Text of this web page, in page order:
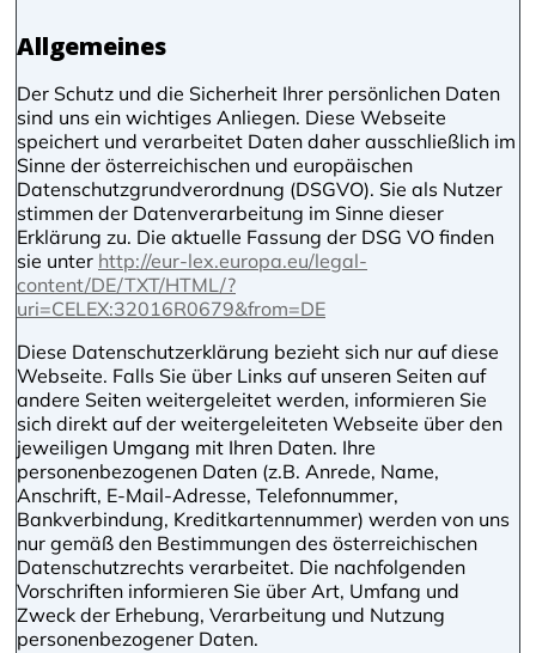
Allgemeines
Der Schutz und die Sicherheit Ihrer persönlichen Daten
sind uns ein wichtiges Anliegen. Diese Webseite
speichert und verarbeitet Daten daher ausschließlich im
Sinne der österreichischen und europäischen
Datenschutzgrundverordnung (DSGVO). Sie als Nutzer
stimmen der Datenverarbeitung im Sinne dieser
Erklärung zu. Die aktuelle Fassung der DSG VO finden
sie unter http://eur-lex.europa.eu/legal-
content/DE/TXT/HTML/?
uri=CELEX:32016R0679&from=DE
Diese Datenschutzerklärung bezieht sich nur auf diese
Webseite. Falls Sie über Links auf unseren Seiten auf
andere Seiten weitergeleitet werden, informieren Sie
sich direkt auf der weitergeleiteten Webseite über den
jeweiligen Umgang mit Ihren Daten. Ihre
personenbezogenen Daten (z.B. Anrede, Name,
Anschrift, E-Mail-Adresse, Telefonnummer,
Bankverbindung, Kreditkartennummer) werden von uns
nur gemäß den Bestimmungen des österreichischen
Datenschutzrechts verarbeitet. Die nachfolgenden
Vorschriften informieren Sie über Art, Umfang und
Zweck der Erhebung, Verarbeitung und Nutzung
personenbezogener Daten.